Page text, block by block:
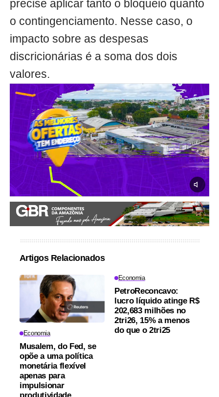
precise aplicar tanto o bloqueio quanto
o contingenciamento. Nesse caso, o
impacto sobre as despesas
discricionárias é a soma dos dois
valores.
Artigos Relacionados
Economia
Musalem, do Fed, se
opõe a uma política
monetária flexível
apenas para
impulsionar
Economia
PetroReconcavo:
lucro líquido atinge R$
202,683 milhões no
2tri26, 15% a menos
do que o 2tri25